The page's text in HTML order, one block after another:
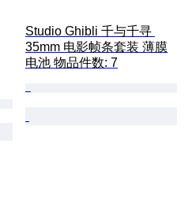
Studio Ghibli 千与千寻
35mm 电影帧条套装 薄膜
电池 物品件数: 7